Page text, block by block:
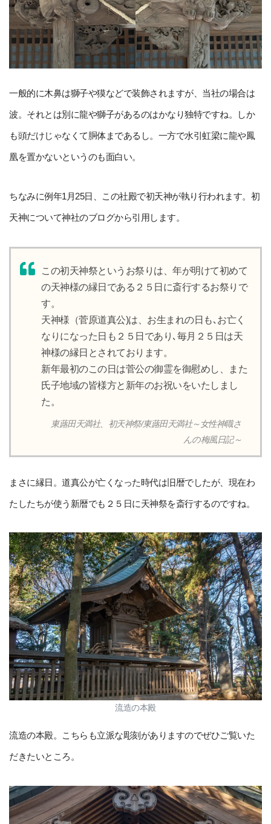
一般的に木鼻は獅子や獏などで装飾されますが、当社の場合は
波。それとは別に龍や獅子があるのはかなり独特ですね。しか
も頭だけじゃなくて胴体まであるし。一方で水引虹梁に龍や鳳
凰を置かないというのも面白い。
ちなみに例年1月25日、この社殿で初天神が執り行われます。初
天神について神社のブログから引用します。
この初天神祭というお祭りは、年が明けて初めて
の天神様の縁日である２５日に斎行するお祭りで
す。
天神様（菅原道真公)は、お生まれの日も､お亡く
なりになった日も２５日であり､毎月２５日は天
神様の縁日とされております。
新年最初のこの日は菅公の御霊を御慰めし、また
氏子地域の皆様方と新年のお祝いをいたしまし
た。
東蕗田天満社、初天神祭/東蕗田天満社～女性神職さ
んの梅風日記～
まさに縁日。道真公が亡くなった時代は旧暦でしたが、現在わ
たしたちが使う新暦でも２５日に天神祭を斎行するのですね。
流造の本殿
流造の本殿。こちらも立派な彫刻がありますのでぜひご覧いた
だきたいところ。